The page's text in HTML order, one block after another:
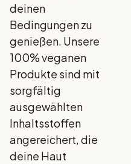
deinen
Bedingungen zu
genießen. Unsere
100% veganen
Produkte sind mit
sorgfältig
ausgewählten
Inhaltsstoffen
angereichert, die
deine Haut